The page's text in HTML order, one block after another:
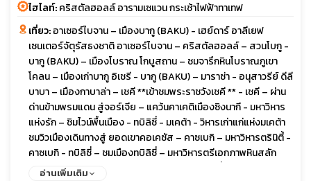
ไฮไลท์:คริสตัลฮอลล์ อารามเซแวน กระเช้าไฟฟ้าทาเทฟ
เที่ยว:อาเซอร์ไบจาน – เมืองบากู (BAKU) - เฮย์ดาร์ อาลีเยฟ
เซนเตอร์จัตุรัสธงชาติ อาเซอร์ไบจาน – คริสตัลฮอลล์ – สวนโบกู -
บากู (BAKU) – เมืองโบราณ โกบูสถาน – ชมจารึกหินโบราณภูเขา
โคลน – เมืองเก่าบากู อิเชรี - บากู (BAKU) – มาราซ่า - อนุสาวรีย์ ดีลี
บาบา – เมืองกาบาล่า – เชคี **เข้าชมพระราชวังเชคี ** - เชคี – ผ่าน
ด่านข้ามพรมแดน สู่จอร์เจีย – แคว้นคาเคติเมืองซิงนากี - มหาวิหาร
แห่งรัก – ชิมไวน์พื้นเมือง - ทบิลิซี่ - มเคต้า - วิหารเก่าแก่แห่งมเคต้า
ชมวิวเมืองเดินทางสู่ ยอดเขาคอเคซัส – คาซเบกิ – มหาวิหารตรินิตี้ -
คาซเบกิ - ทบิลิซี่ – ชมเมืองทบิลิซี่ – มหาวิหารตรีเอกภาพหินสลัก
จอร์เจียน - สะพานสันติภาพ – ชมวิวเมือง - ทบิลิซี่ – เมืองโบราณ
อ่านเพิ่มเติม